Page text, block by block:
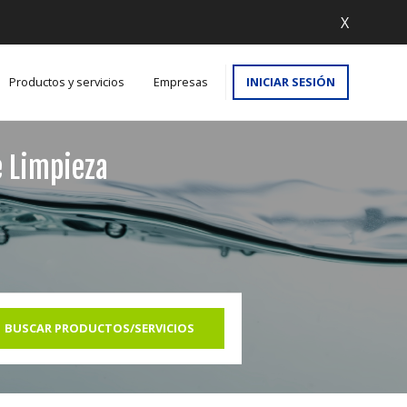
X
Productos y servicios Empresas INICIAR SESIÓN
BUSCAR PRODUCTOS/SERVICIOS